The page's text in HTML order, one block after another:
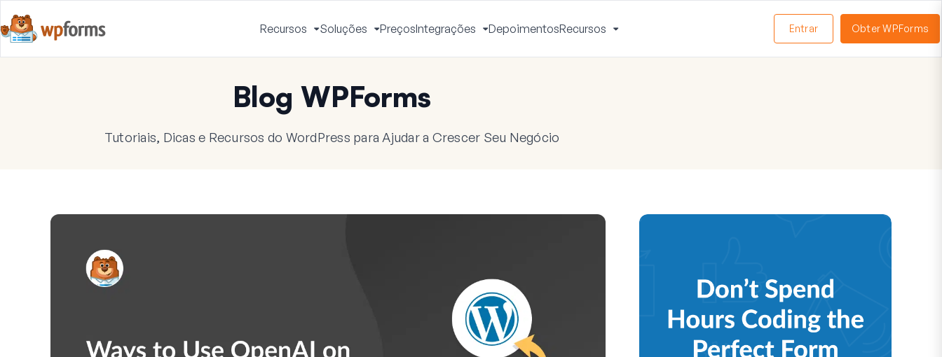
Recursos
Alternar
Menu
Soluções
Alternar
Menu
PreçosIntegrações
Alternar
Menu
DepoimentosRecursos
Menu
Entrar Obter WPForms
Blog WPForms
Tutoriais, Dicas e Recursos do WordPress para Ajudar a Crescer Seu Negócio